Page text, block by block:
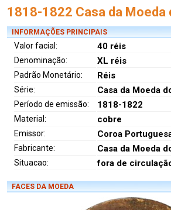
1818-1822 Casa da Moeda
INFORMAÇÕES PRINCIPAIS
Valor facial: 40 réis
Denominação: XL réis
Padrão Monetário: Réis
Série: Casa da Moeda
Período de emissão: 1818-1822
Material: cobre
Emissor: Coroa
Fabricante: Casa da Moeda
Situacao: fora de
FACES DA MOEDA